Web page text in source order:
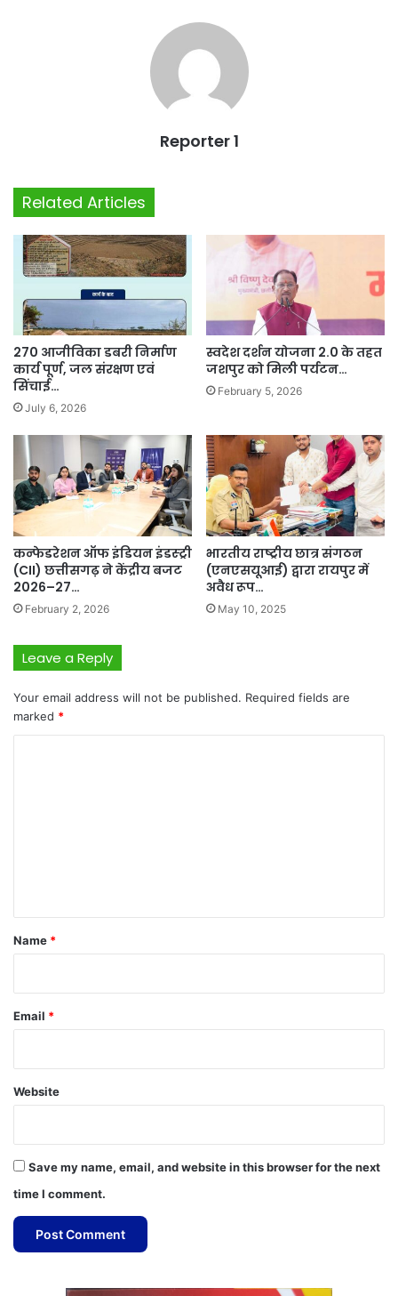
Reporter 1
Related Articles
270 आजीविका डबरी निर्माण
कार्य पूर्ण, जल संरक्षण एवं
सिंचाई…
July 6, 2026
स्वदेश दर्शन योजना 2.0 के तहत
जशपुर को मिली पर्यटन…
February 5, 2026
कन्फेडरेशन ऑफ इंडियन इंडस्ट्री
(CII) छत्तीसगढ़ ने केंद्रीय बजट
2026–27…
February 2, 2026
भारतीय राष्ट्रीय छात्र संगठन
(एनएसयूआई) द्वारा रायपुर में
अवैध रूप…
May 10, 2025
Leave a Reply
Your email address will not be published. Required fields are
marked *
*
Name *
Email *
Website
Save my name, email, and website in this browser for the next
time I comment.